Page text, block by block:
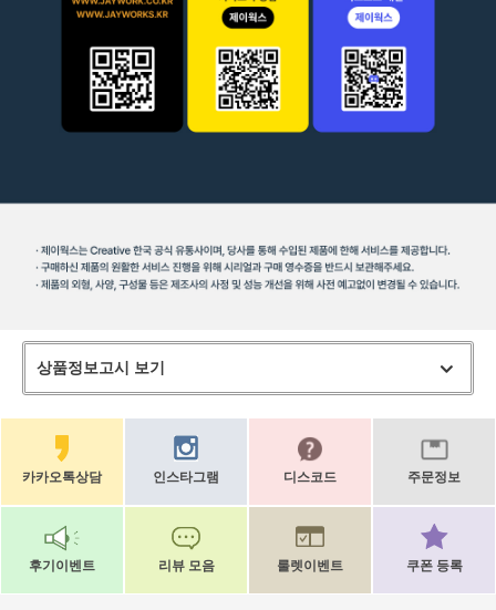
상품정보고시 보기
카카오톡상담 인스타그램 디스코드 주문정보
후기이벤트 리뷰 모음 룰렛이벤트 쿠폰 등록